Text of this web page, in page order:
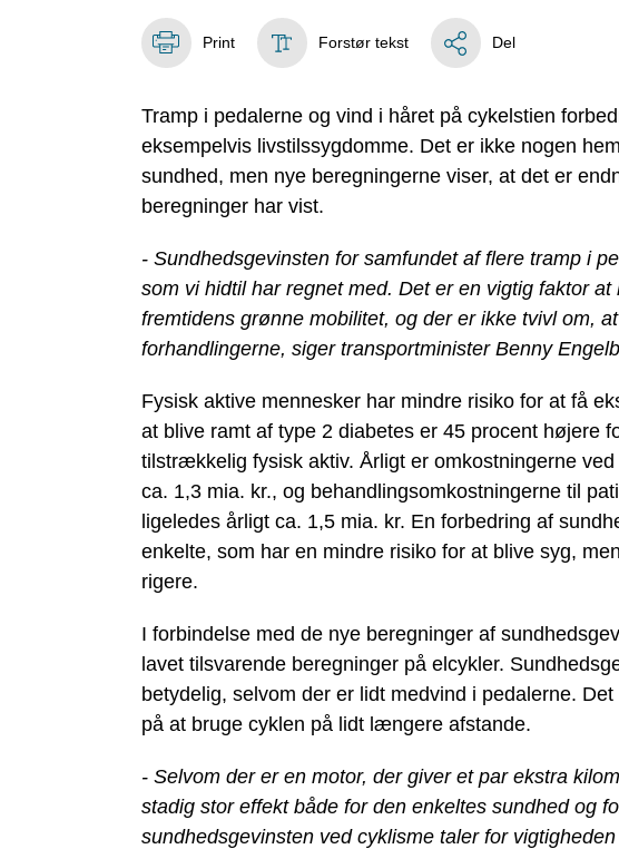
Print Forstør tekst Del
Tramp i pedalerne og vind i håret på cykelstien
eksempelvis livstilssygdomme. Det er ikke nogen
sundhed, men nye beregningerne viser, at det er
beregninger har vist.
- Sundhedsgevinsten for samfundet af flere tramp i
som vi hidtil har regnet med. Det er en vigtig faktor
fremtidens grønne mobilitet, og der er ikke tvivl om,
forhandlingerne, siger transportminister Benny
Fysisk aktive mennesker har mindre risiko for at få
at blive ramt af type 2 diabetes er 45 procent højere
tilstrækkelig fysisk aktiv. Årligt er omkostningerne
ca. 1,3 mia. kr., og behandlingsomkostningerne til
ligeledes årligt ca. 1,5 mia. kr. En forbedring af
enkelte, som har en mindre risiko for at blive syg,
rigere.
I forbindelse med de nye beregninger af
lavet tilsvarende beregninger på elcykler.
betydelig, selvom der er lidt medvind i pedalerne.
på at bruge cyklen på lidt længere afstande.
- Selvom der er en motor, der giver et par ekstra
stadig stor effekt både for den enkeltes sundhed og
sundhedsgevinsten ved cyklisme taler for